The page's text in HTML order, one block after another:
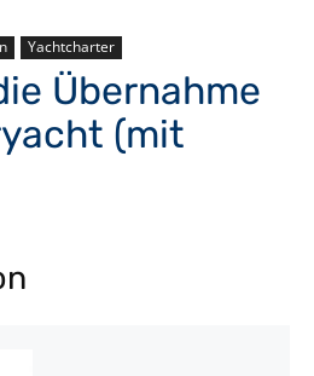
Yachtcharter
Übernahme
(mit